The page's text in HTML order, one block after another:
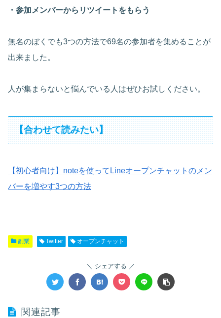
・参加メンバーからリツイートをもらう
無名のぼくでも3つの方法で69名の参加者を集めることが
出来ました。
人が集まらないと悩んでいる人はぜひお試しください。
【合わせて読みたい】
【初心者向け】noteを使ってLineオープンチャットのメン
バーを増やす3つの方法
副業 Twitter オープンチャット
シェアする
関連記事